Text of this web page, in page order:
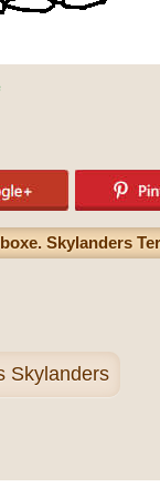
Skylanders
Skylanders